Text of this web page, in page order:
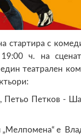
стартира с
ч. на
театрален
Петков -
„Мелпомена“ е